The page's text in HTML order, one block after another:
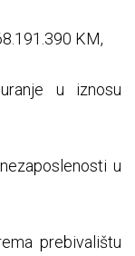
KM,
u iznosu
u
prebivalištu